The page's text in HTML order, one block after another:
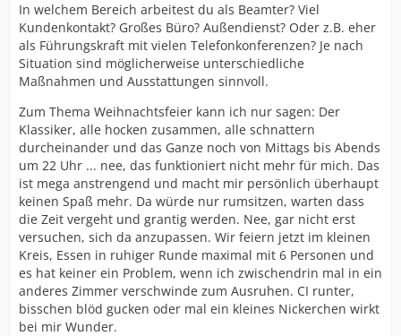
In welchem Bereich arbeitest du als Beamter? Viel
Kundenkontakt? Großes Büro? Außendienst? Oder z.B. eher
als Führungskraft mit vielen Telefonkonferenzen? Je nach
Situation sind möglicherweise unterschiedliche
Maßnahmen und Ausstattungen sinnvoll.
Zum Thema Weihnachtsfeier kann ich nur sagen: Der
Klassiker, alle hocken zusammen, alle schnattern
durcheinander und das Ganze noch von Mittags bis Abends
um 22 Uhr ... nee, das funktioniert nicht mehr für mich. Das
ist mega anstrengend und macht mir persönlich überhaupt
keinen Spaß mehr. Da würde nur rumsitzen, warten dass
die Zeit vergeht und grantig werden. Nee, gar nicht erst
versuchen, sich da anzupassen. Wir feiern jetzt im kleinen
Kreis, Essen in ruhiger Runde maximal mit 6 Personen und
es hat keiner ein Problem, wenn ich zwischendrin mal in ein
anderes Zimmer verschwinde zum Ausruhen. CI runter,
bisschen blöd gucken oder mal ein kleines Nickerchen wirkt
bei mir Wunder.